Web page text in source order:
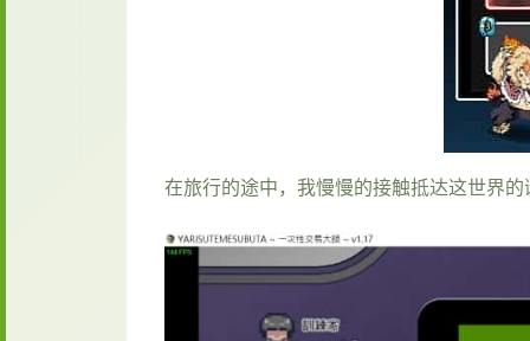
在旅行的途中，我慢慢的接触抵达这世界的